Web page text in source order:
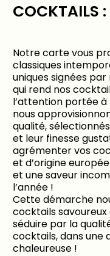
COCKTAILS :
Notre carte vous
classiques
uniques signées
qui rend nos
l’attention portée à
nous
qualité,
et leur finesse
agrémenter vos
et d’origine
et une saveur
l’année !
Cette démarche
cocktails savoureux
séduire par la
cocktails, dans une
chaleureuse !